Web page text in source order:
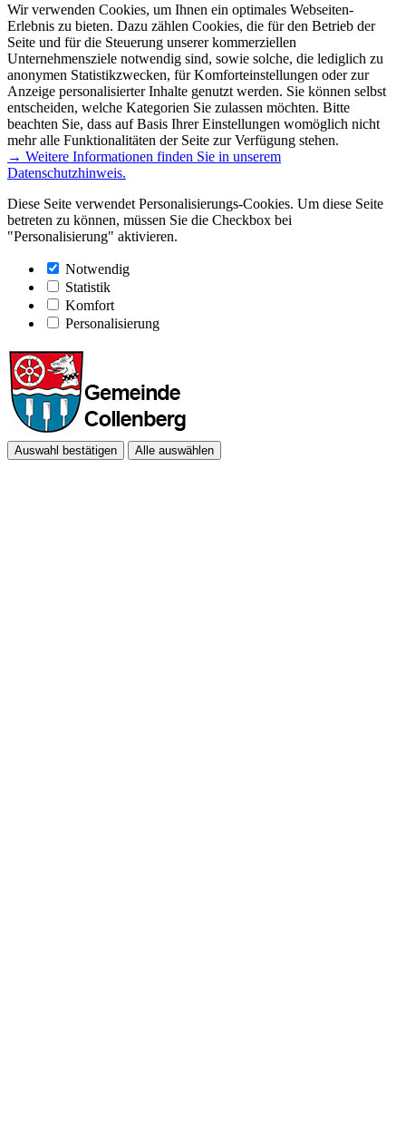
Wir verwenden Cookies, um Ihnen ein optimales Webseiten-
Erlebnis zu bieten. Dazu zählen Cookies, die für den Betrieb der
Seite und für die Steuerung unserer kommerziellen
Unternehmensziele notwendig sind, sowie solche, die lediglich zu
anonymen Statistikzwecken, für Komforteinstellungen oder zur
Anzeige personalisierter Inhalte genutzt werden. Sie können selbst
entscheiden, welche Kategorien Sie zulassen möchten. Bitte
beachten Sie, dass auf Basis Ihrer Einstellungen womöglich nicht
mehr alle Funktionalitäten der Seite zur Verfügung stehen.
→ Weitere Informationen finden Sie in unserem
Datenschutzhinweis.
Diese Seite verwendet Personalisierungs-Cookies. Um diese Seite
betreten zu können, müssen Sie die Checkbox bei
"Personalisierung" aktivieren.
Notwendig
Statistik
Komfort
Personalisierung
Auswahl bestätigen Alle auswählen